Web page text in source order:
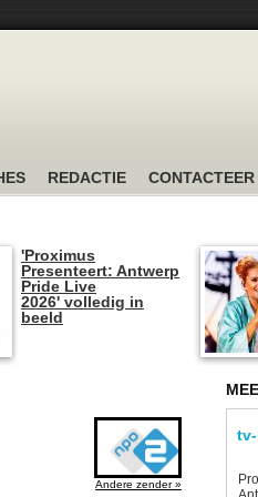
REDACTIE CONTACTEER
'Proximus
Presenteert: Antwerp
Pride Live
2026' volledig in
beeld
Andere zender »